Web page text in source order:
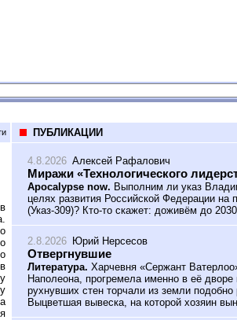
ПУБЛИКАЦИИ
4.8.2026 Алексей Рафалович
Миражи «Технологического
Apocalypse now. Выполним ли указ
целях развития Российской Федерации на
(Указ-309)? Кто-то скажет: доживём до
2.8.2026 Юрий Нерсесов
Отвергнувшие
Литература. Харчевня «Сержант
Наполеона, прогремела именно в её
рухнувших стен торчали из земли подобно
Выцветшая вывеска, на которой хозяин